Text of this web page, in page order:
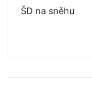
ŠD na sněhu